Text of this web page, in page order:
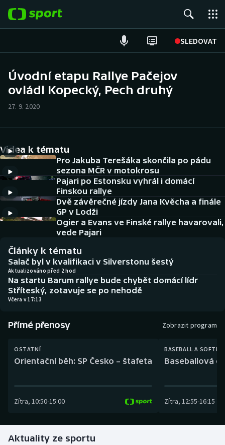
SLEDOVAT
Hokej
Cyklistika
DALŠÍ SPORTY
Americký fotbal
Baseball a softbal
Basketbal
Biatlon
Box
Curling
Florbal
Futsal
NEPŘEHLÉDNĚTE
Historické návraty
Aplikace ČT sport
Úvodní etapu Rallye Pačejov
ovládl Kopecký, Pech druhý
27. 9. 2020
Videa k tématu
Pro Jakuba Terešáka skončila po pádu
sezona MČR v motokrosu
Pajari po Estonsku vyhrál i domácí
Finskou rallye
Dvě závěrečné jízdy Jana Kvěcha a finále
GP v Lodži
Ogier a Evans ve Finské rallye havarovali,
vede Pajari
Články k tématu
Salač byl v kvalifikaci v Silverstonu šestý
Aktualizováno před 2 hod
Na startu Barum rallye bude chybět domácí lídr
Stříteský, zotavuje se po nehodě
Včera v 17:13
Přímé přenosy Zobrazit program
OSTATNÍ
Orientační běh: SP Česko – štafeta
Zítra, 10:50-15:00
BASEBALL A
Baseballová
Zítra, 12:55-16:15
Aktuality ze sportu